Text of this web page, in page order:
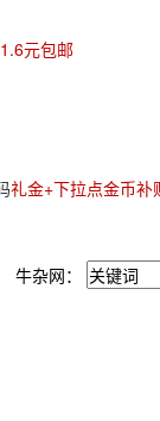
元包邮
礼金+下拉点金币补
牛杂网：